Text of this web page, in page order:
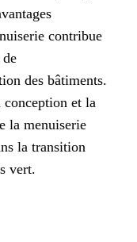
contribue
de
des bâtiments.
conception et la
la menuiserie
la transition
vert.